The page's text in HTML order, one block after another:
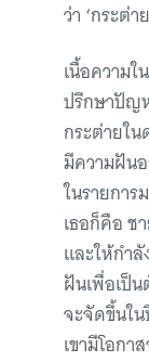
ว่า ‘กระต่
เนื้อความ
ปรึกษาปัญ
กระต่ายใน
มีความฝัน
ในรายกา
เธอก็คือ ช
และให้กำ
ฝันเพื่อเป็
จะจัดขึ้นใ
เขามีโอก